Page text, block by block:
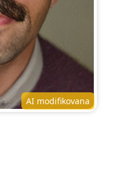
AI modifikovana